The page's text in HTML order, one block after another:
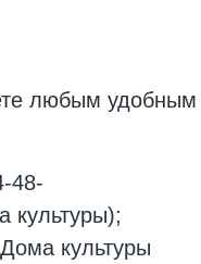
любым удобным
48-
культуры);
культуры